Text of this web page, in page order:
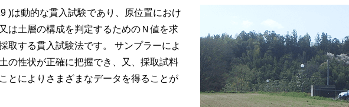
)は動的な貫入試験であり、原位置におけ
は土層の構成を判定するためのＮ値を求
取する貫入試験法です。 サンプラーによ
の性状が正確に把握でき、又、採取試料
とによりさまざまなデータを得ることが